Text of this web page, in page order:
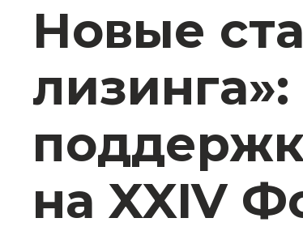
Новые
на XXIV